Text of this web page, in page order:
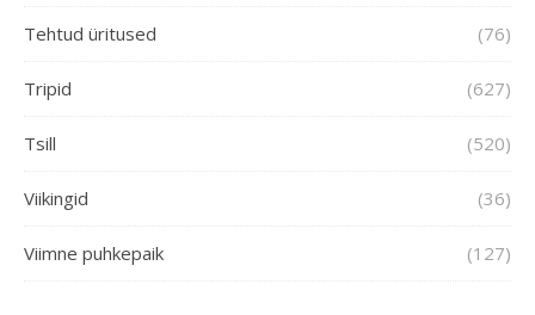
Tehtud üritused (76)
Tripid (627)
Tsill (520)
Viikingid (36)
Viimne puhkepaik (127)